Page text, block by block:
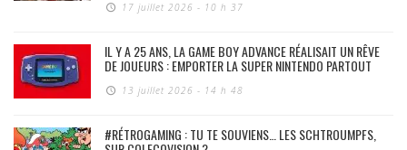
17 juillet 2026 - 10 h 37
IL Y A 25 ANS, LA GAME BOY ADVANCE RÉALISAIT UN RÊVE
DE JOUEURS : EMPORTER LA SUPER NINTENDO PARTOUT
13 juillet 2026 - 14 h 48
#RÉTROGAMING : TU TE SOUVIENS… LES SCHTROUMPFS,